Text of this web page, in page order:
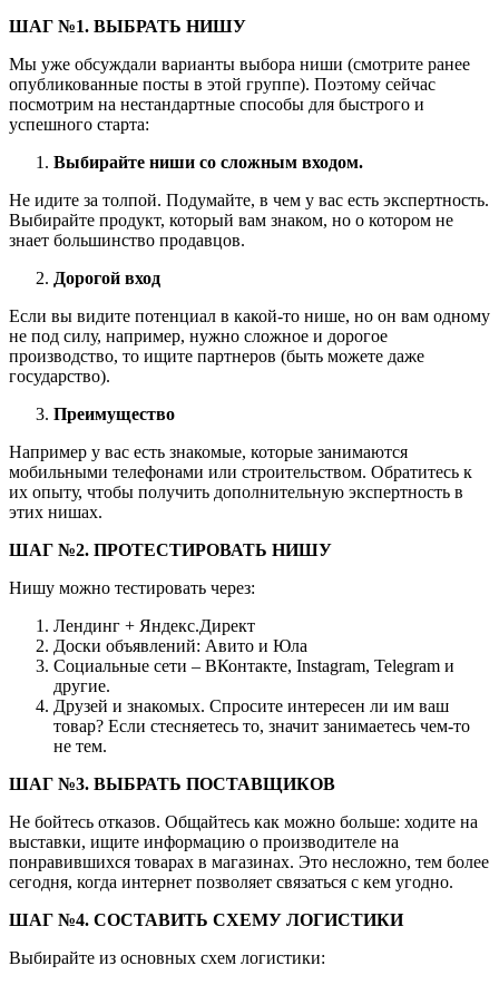
ШАГ №1. ВЫБРАТЬ НИШУ
Мы уже обсуждали варианты выбора ниши (смотрите ранее
опубликованные посты в этой группе). Поэтому сейчас
посмотрим на нестандартные способы для быстрого и
успешного старта:
Выбирайте ниши со сложным входом.
Не идите за толпой. Подумайте, в чем у вас есть экспертность.
Выбирайте продукт, который вам знаком, но о котором не
знает большинство продавцов.
Дорогой вход
Если вы видите потенциал в какой-то нише, но он вам одному
не под силу, например, нужно сложное и дорогое
производство, то ищите партнеров (быть можете даже
государство).
Преимущество
Например у вас есть знакомые, которые занимаются
мобильными телефонами или строительством. Обратитесь к
их опыту, чтобы получить дополнительную экспертность в
этих нишах.
ШАГ №2. ПРОТЕСТИРОВАТЬ НИШУ
Нишу можно тестировать через:
Лендинг + Яндекс.Директ
Доски объявлений: Авито и Юла
Социальные сети – ВКонтакте, Instagram, Telegram и
другие.
Друзей и знакомых. Спросите интересен ли им ваш
товар? Если стесняетесь то, значит занимаетесь чем-то
не тем.
ШАГ №3. ВЫБРАТЬ ПОСТАВЩИКОВ
Не бойтесь отказов. Общайтесь как можно больше: ходите на
выставки, ищите информацию о производителе на
понравившихся товарах в магазинах. Это несложно, тем более
сегодня, когда интернет позволяет связаться с кем угодно.
ШАГ №4. СОСТАВИТЬ СХЕМУ ЛОГИСТИКИ
Выбирайте из основных схем логистики: